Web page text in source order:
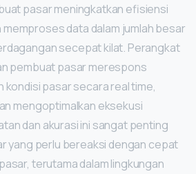
pasar meningkatkan efisiensi
data dalam jumlah besar
secepat kilat. Perangkat
pembuat pasar merespons
kondisi pasar secara real time,
mengoptimalkan eksekusi
dan akurasi ini sangat penting
yang perlu bereaksi dengan cepat
terutama dalam lingkungan